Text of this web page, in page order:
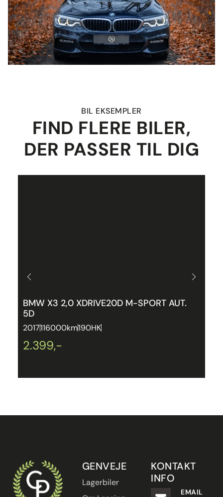
BIL EKSEMPLER
FIND FLERE BILER,
DER PASSER TIL DIG
BMW X3 2,0 XDRIVE20D M-SPORT AUT.
5D
2017116000km190HK
2.399,-
GENVEJE
Lagerbiler
KONTAKT
INFO
EMAIL